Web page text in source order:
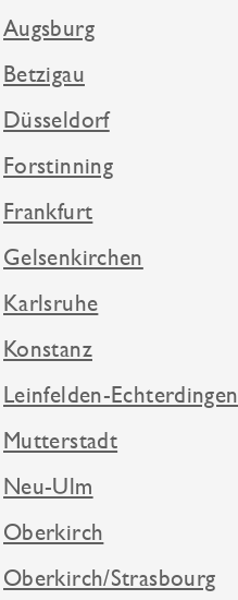
Augsburg
Betzigau
Düsseldorf
Forstinning
Frankfurt
Gelsenkirchen
Karlsruhe
Konstanz
Leinfelden-Echterdingen
Mutterstadt
Neu-Ulm
Oberkirch
Oberkirch/Strasbourg